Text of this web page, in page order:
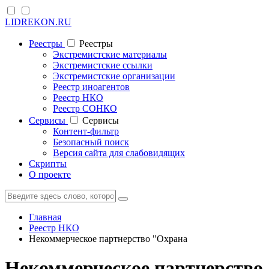
LIDREKON.RU
Реестры
Реестры
Экстремистские материалы
Экстремистские ссылки
Экстремистские организации
Реестр иноагентов
Реестр НКО
Реестр СОНКО
Cервисы
Cервисы
Контент-фильтр
Безопасный поиск
Версия сайта для слабовидящих
Скрипты
О проекте
Главная
Реестр НКО
Некоммерческое партнерство "Охрана